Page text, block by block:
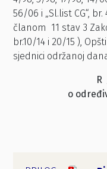
56/06 i „Sl.list CG“,
članom 11 stav 3
br.10/14 i 20/15 ),
sjednici održanoj
R
o